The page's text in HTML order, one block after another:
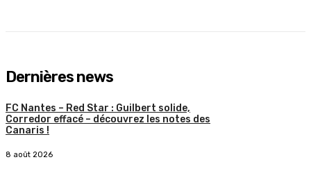
Dernières news
FC Nantes – Red Star : Guilbert solide,
Corredor effacé – découvrez les notes des
Canaris !
8 août 2026